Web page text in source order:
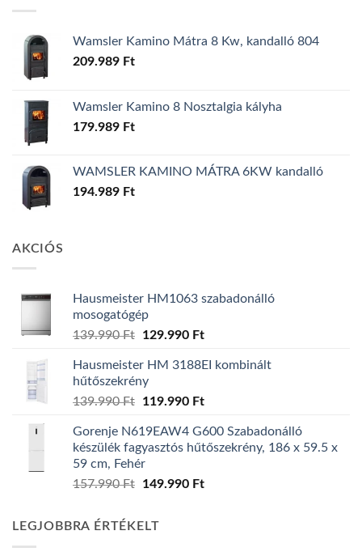
Wamsler Kamino Mátra 8 Kw, kandalló 804
209.989 Ft
Wamsler Kamino 8 Nosztalgia kályha
179.989 Ft
WAMSLER KAMINO MÁTRA 6KW kandalló
194.989 Ft
AKCIÓS
Hausmeister HM1063 szabadonálló
mosogatógép
139.990Ft
Original
was:
139.990 Ft.
129.990 FtCurrent
is:
Hausmeister HM 3188EI kombinált
hűtőszekrény
139.990Ft
Original
was:
139.990 Ft.
119.990 FtCurrent
is:
119.990 Ft.
Gorenje N619EAW4 G600 Szabadonálló
készülék fagyasztós hűtőszekrény, 186 x 59.5 x
59 cm, Fehér
157.990Ft
Original
157.990 Ft.
149.990 FtCurrent
LEGJOBBRA ÉRTÉKELT